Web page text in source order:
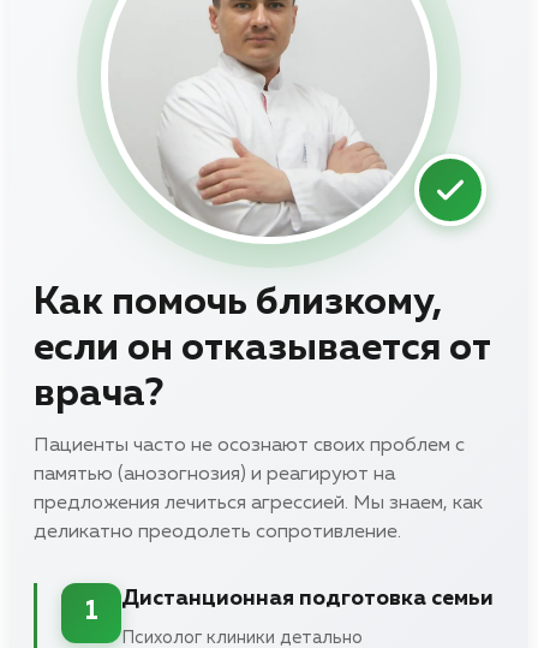
Как помочь близкому,
если он отказывается от
врача?
Пациенты часто не осознают своих проблем с
памятью (анозогнозия) и реагируют на
предложения лечиться агрессией. Мы знаем, как
деликатно преодолеть сопротивление.
1
Дистанционная подготовка семьи
Психолог клиники детально